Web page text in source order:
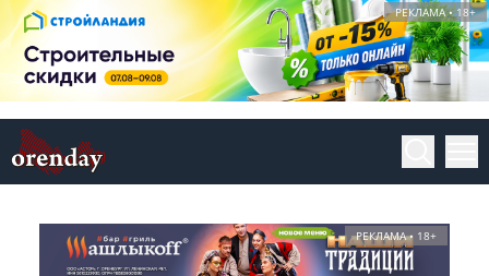
РЕКЛАМА • 18+
РЕКЛАМА • 18+